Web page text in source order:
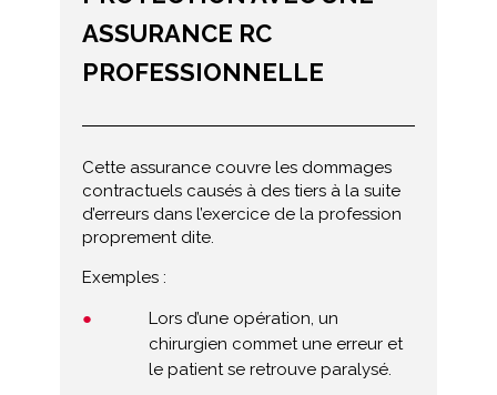
ASSURANCE RC
PROFESSIONNELLE
Cette assurance couvre les dommages
contractuels causés à des tiers à la suite
d’erreurs dans l’exercice de la profession
proprement dite.
Exemples :
Lors d’une opération, un
chirurgien commet une erreur et
le patient se retrouve paralysé.